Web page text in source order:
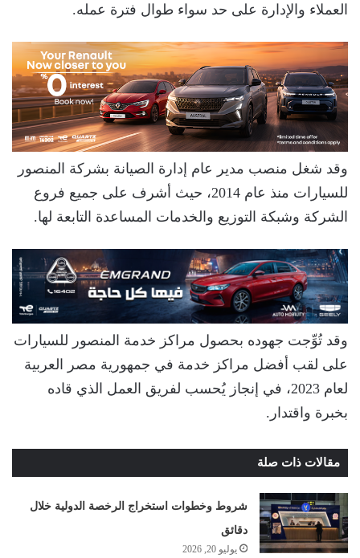
العملاء والإدارة على حد سواء طوال فترة عمله.
وقد شغل منصب مدير عام إدارة الصيانة بشركة المنصور
للسيارات منذ عام 2014، حيث أشرف على جميع فروع
الشركة وشبكة التوزيع والخدمات المساعدة التابعة لها.
وقد تُوِّجت جهوده بحصول مراكز خدمة المنصور للسيارات
على لقب أفضل مراكز خدمة في جمهورية مصر العربية
لعام 2023، في إنجاز يُحسب لفريق العمل الذي قاده
بخبرة واقتدار.
مقالات ذات صلة
شروط وخطوات استخراج الرخصة الدولية خلال
دقائق
يوليو 20, 2026